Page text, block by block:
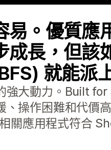
。優質應
長，但該
就能派
強大動力。Built
、操作困難和代價
關應用程式符合